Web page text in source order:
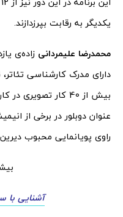
یکدیگر به رقابت بپرزدازند.
محمدرضا علیمردانی
دارای مدرک کارشناسی
بیش از 40 کار
عنوان دوبلور در برخی از
راوی پویانمایی محبوب
آشنایی با